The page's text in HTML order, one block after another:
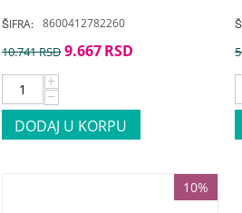
ŠIFRA: 8600412782260
10.741RSD 9.667RSD
+
−
DODAJ U KORPU
10%